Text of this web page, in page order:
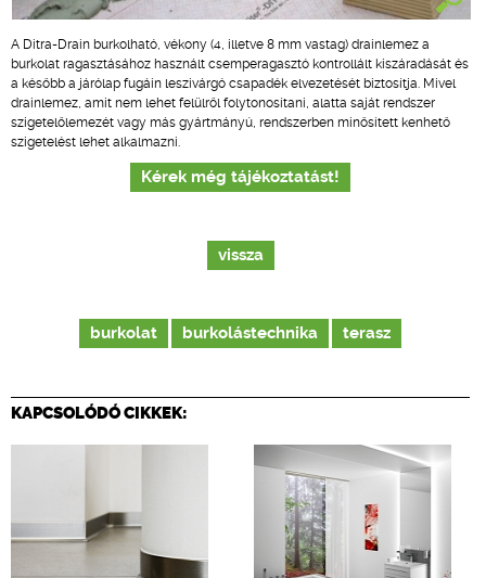
A Ditra-Drain burkolható, vékony (4, illetve 8 mm vastag) drainlemez a
burkolat ragasztásához használt csemperagasztó kontrollált kiszáradását és
a később a járólap fugáin leszivárgó csapadék elvezetését biztosítja. Mivel
drainlemez, amit nem lehet felülről folytonosítani, alatta saját rendszer
szigetelőlemezét vagy más gyártmányú, rendszerben minősített kenhető
szigetelést lehet alkalmazni.
Kérek még tájékoztatást!
vissza
burkolat burkolástechnika terasz
KAPCSOLÓDÓ CIKKEK: